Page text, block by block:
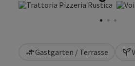
Gastgarten / Terrasse